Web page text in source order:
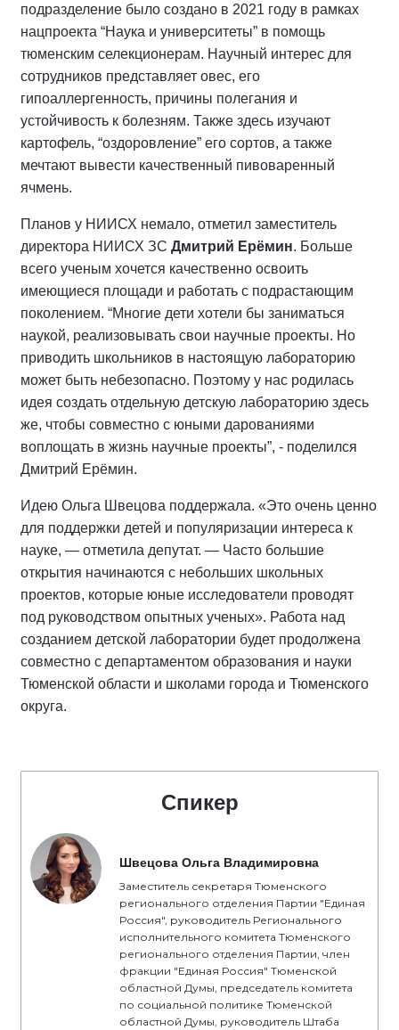
подразделение было создано в 2021 году в рамках
нацпроекта “Наука и университеты” в помощь
тюменским селекционерам. Научный интерес для
сотрудников представляет овес, его
гипоаллергенность, причины полегания и
устойчивость к болезням. Также здесь изучают
картофель, “оздоровление” его сортов, а также
мечтают вывести качественный пивоваренный
ячмень.
Планов у НИИСХ немало, отметил заместитель
директора НИИСХ ЗС Дмитрий Ерёмин. Больше
всего ученым хочется качественно освоить
имеющиеся площади и работать с подрастающим
поколением. “Многие дети хотели бы заниматься
наукой, реализовывать свои научные проекты. Но
приводить школьников в настоящую лабораторию
может быть небезопасно. Поэтому у нас родилась
идея создать отдельную детскую лабораторию здесь
же, чтобы совместно с юными дарованиями
воплощать в жизнь научные проекты”, - поделился
Дмитрий Ерёмин.
Идею Ольга Швецова поддержала. «Это очень ценно
для поддержки детей и популяризации интереса к
науке, — отметила депутат. — Часто большие
открытия начинаются с небольших школьных
проектов, которые юные исследователи проводят
под руководством опытных ученых». Работа над
созданием детской лаборатории будет продолжена
совместно с департаментом образования и науки
Тюменской области и школами города и Тюменского
округа.
Спикер
Швецова Ольга Владимировна
Заместитель секретаря Тюменского
регионального отделения Партии "Единая
Россия", руководитель Регионального
исполнительного комитета Тюменского
регионального отделения Партии, член
фракции "Единая Россия" Тюменской
областной Думы, председатель комитета
по социальной политике Тюменской
областной Думы, руководитель Штаба